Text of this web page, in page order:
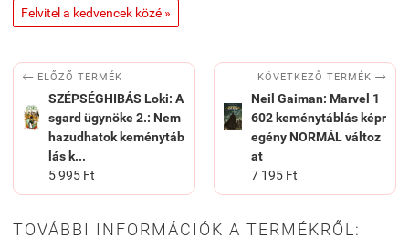
Felvitel a kedvencek közé »
 ELŐZŐ TERMÉK
SZÉPSÉGHIBÁS Loki: A
sgard ügynöke 2.: Nem
hazudhatok keménytáb
lás k...
5 995 Ft
KÖVETKEZŐ TERMÉK 
Neil Gaiman: Marvel 1
602 keménytáblás képr
egény NORMÁL változ
at
7 195 Ft
TOVÁBBI INFORMÁCIÓK A TERMÉKRŐL: